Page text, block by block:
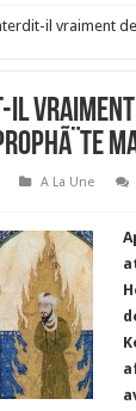
il vraiment
vraiment
A La Une